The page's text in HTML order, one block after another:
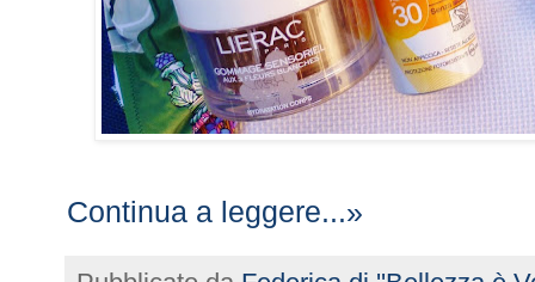
Continua a leggere...»